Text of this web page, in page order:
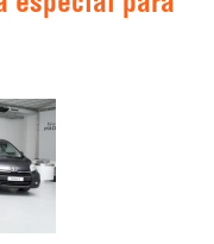
especial para